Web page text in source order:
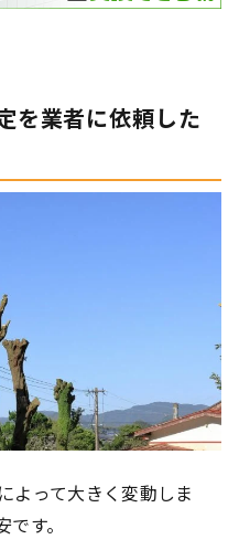
を業者に依頼した
よって大きく変動しま
す。